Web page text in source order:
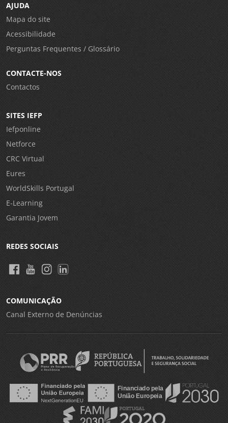
AJUDA
Mapa do site
Acessibilidade
Perguntas Frequentes / Glossário
CONTACTE-NOS
Contactos
SITES IEFP
Iefponline
Netforce
CRC Virtual
Eures
WorldSkills Portugal
E-Learning
Garantia Jovem
REDES SOCIAIS
COMUNICAÇÃO
Canal Externo de Denúncias